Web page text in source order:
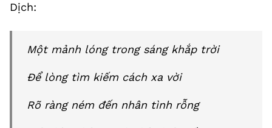
Dịch:
Một mảnh lóng trong sáng khắp trời
Để lòng tìm kiếm cách xa vời
Rõ ràng ném đến nhân tình rỗng